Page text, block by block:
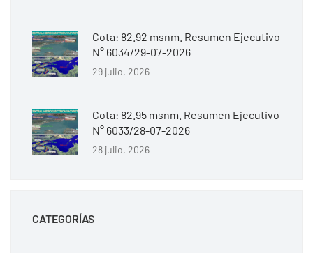
Cota: 82.92 msnm. Resumen Ejecutivo
N° 6034/29-07-2026
29 julio, 2026
Cota: 82.95 msnm. Resumen Ejecutivo
N° 6033/28-07-2026
28 julio, 2026
CATEGORÍAS